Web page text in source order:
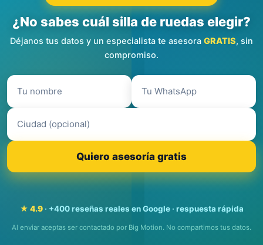
¿No sabes cuál silla de ruedas elegir?
Déjanos tus datos y un especialista te asesora GRATIS, sin
compromiso.
Quiero asesoría gratis
★ 4.9· +400 reseñas reales en Google · respuesta rápida
Al enviar aceptas ser contactado por Big Motion. No compartimos tus datos.